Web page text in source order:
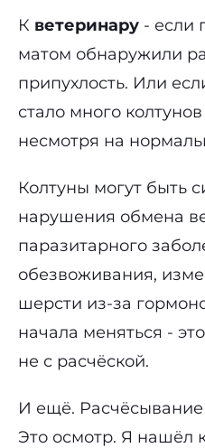
К ветеринару - если
матом обнаружили
припухлость. Или
стало много
несмотря на
Колтуны могут быть
нарушения обмена
паразитарного
обезвоживания,
шерсти из-за
начала меняться -
не с расчёской.
И ещё. Расчёсывание
Это осмотр. Я нашёл